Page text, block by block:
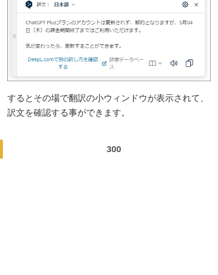
するとその場で翻訳の小ウィンドウが表示されて、
訳文を確認する事ができます。
300